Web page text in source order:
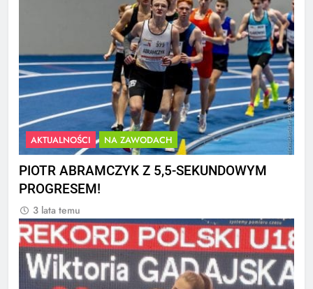
AKTUALNOŚCI NA ZAWODACH
PIOTR ABRAMCZYK Z 5,5-SEKUNDOWYM
PROGRESEM!
3 lata temu